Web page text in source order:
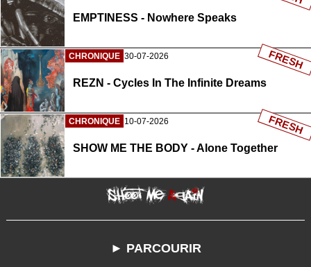
EMPTINESS - Nowhere Speaks
CHRONIQUE 30-07-2026
REZN - Cycles In The Infinite Dreams
FRESH
CHRONIQUE 10-07-2026
SHOW ME THE BODY - Alone Together
FRESH
► PARCOURIR